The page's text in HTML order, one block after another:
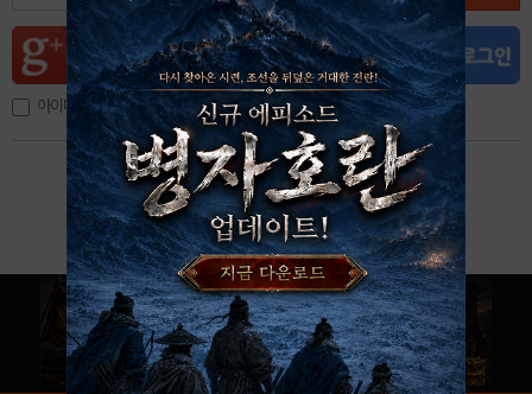
아이디, 이메일 저장
아이디 / 비밀번호 찾기 회원가입